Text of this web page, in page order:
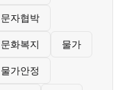
문자협박
문화복지 물가
물가안정